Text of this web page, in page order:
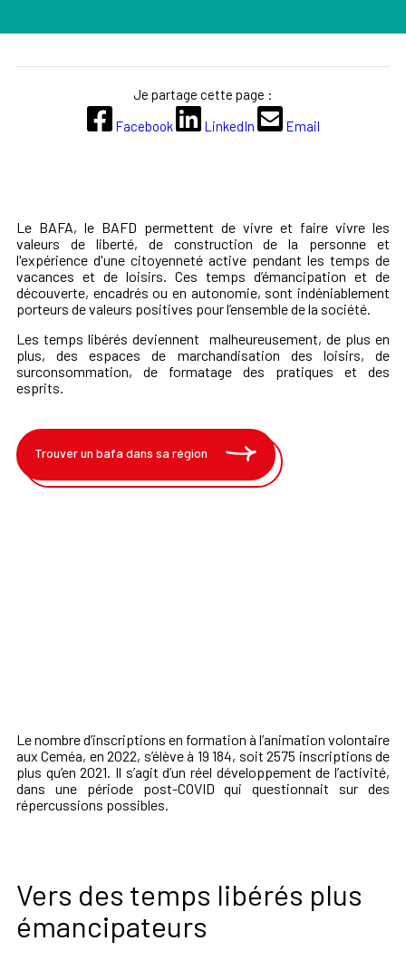
Le BAFA, le BAFD permettent de vivre et faire vivre les
valeurs de liberté, de construction de la personne et
l'expérience d'une citoyenneté active pendant les temps de
vacances et de loisirs. Ces temps d’émancipation et de
découverte, encadrés ou en autonomie, sont indéniablement
porteurs de valeurs positives pour l’ensemble de la société.
Les temps libérés deviennent malheureusement, de plus en
plus, des espaces de marchandisation des loisirs, de
surconsommation, de formatage des pratiques et des
esprits.
Trouver un bafa dans sa région
Le nombre d’inscriptions en formation à l’animation volontaire
aux Ceméa, en 2022, s’élève à 19 184, soit 2575 inscriptions de
plus qu’en 2021. Il s’agit d’un réel développement de l’activité,
dans une période post-COVID qui questionnait sur des
répercussions possibles.
Vers des temps libérés plus
émancipateurs
Je partage cette page :
Facebook
LinkedIn Email